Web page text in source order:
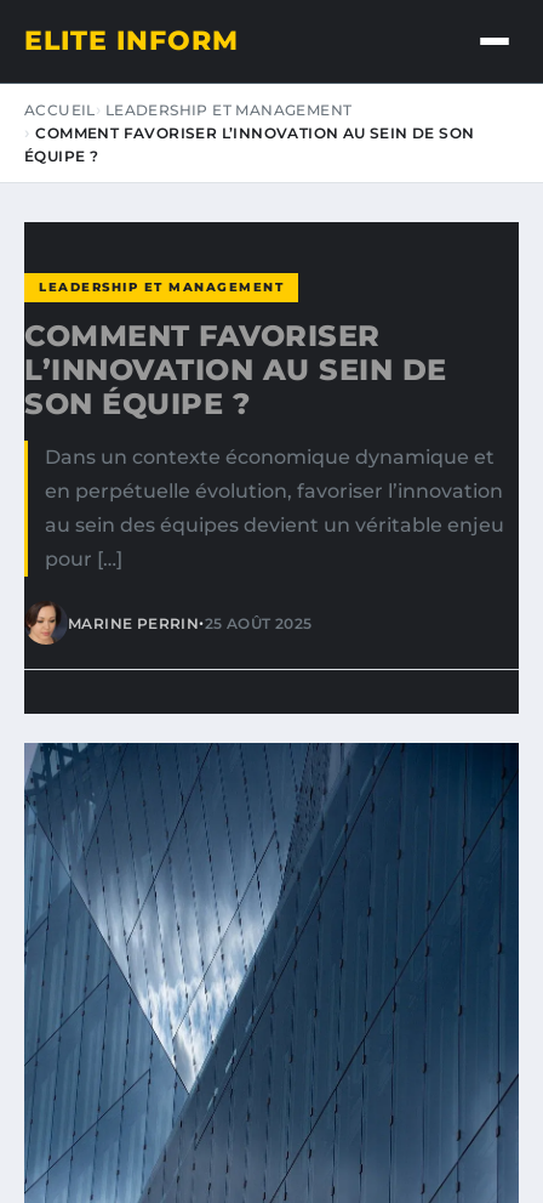
ELITE INFORM
ACCUEIL
LEADERSHIP ET MANAGEMENT
COMMENT FAVORISER L’INNOVATION AU SEIN DE SON
ÉQUIPE ?
LEADERSHIP ET MANAGEMENT
COMMENT FAVORISER
L’INNOVATION AU SEIN DE
SON ÉQUIPE ?
Dans un contexte économique dynamique et
en perpétuelle évolution, favoriser l’innovation
au sein des équipes devient un véritable enjeu
pour […]
MARINE PERRIN•25 AOÛT 2025